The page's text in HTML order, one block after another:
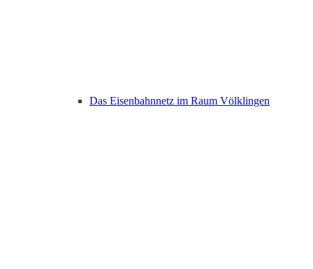
Das Eisenbahnnetz im Raum Völklingen